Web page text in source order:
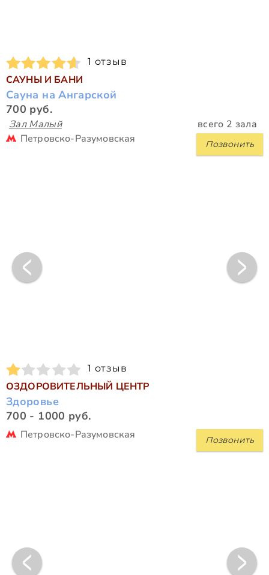
1 отзыв
САУНЫ И БАНИ
Сауна на Ангарской
700 руб.
Зал Малый всего 2 зала
Позвонить
Петровско-Разумовская
1 отзыв
ОЗДОРОВИТЕЛЬНЫЙ ЦЕНТР
Здоровье
700 - 1000 руб.
Позвонить
Петровско-Разумовская